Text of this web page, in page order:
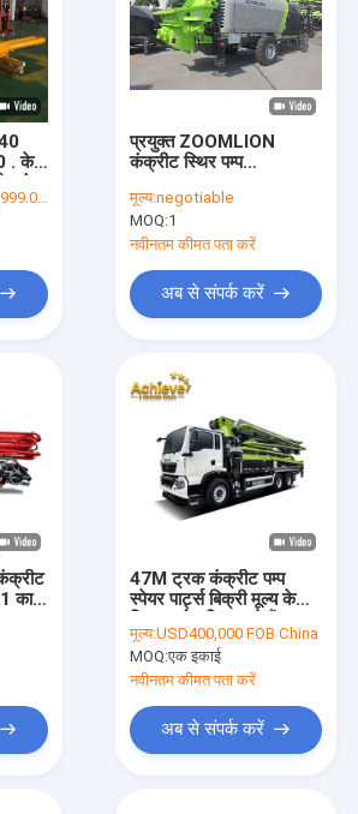
. के
Units
प्रयुक्त ZOOMLION
कंक्रीट स्थिर पम्प
कंक्रीट बुद्धिमान नियंत्रण
प्रणाली मुख्य सिलेंडर
startin की पम्पिंग
मूल्य:negotiable
MOQ:1
नवीनतम कीमत पता करें
अब से संपर्क करें
का
47M ट्रक कंक्रीट पम्प
स्पेयर पार्ट्स बिक्री मूल्य के
Zoomlion
मूल्य:USD400,000 FOB China
MOQ:एक इकाई
नवीनतम कीमत पता करें
अब से संपर्क करें